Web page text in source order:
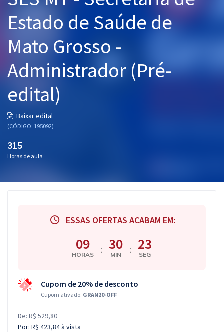
Graduação
Mentorias
Questões grátis
Conteúdo gratuito
Blog
Estado de Saúde de
Mato Grosso -
Administrador (Pré-
edital)
Baixar edital
(CÓDIGO: 195092)
315
Horas de aula
ESSAS OFERTAS ACABAM EM:
09
HORAS : 30
MIN : 22
SEG
Cupom de 20% de desconto
Cupom ativado: GRAN20-OFF
De: R$ 529,80
Por: R$ 423,84à vista